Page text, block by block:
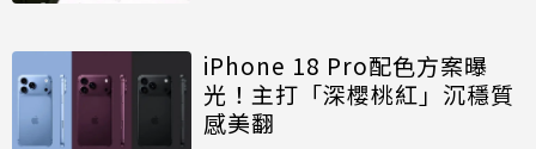
iPhone 18 Pro配色方案曝
光！主打「深櫻桃紅」沉穩質
感美翻